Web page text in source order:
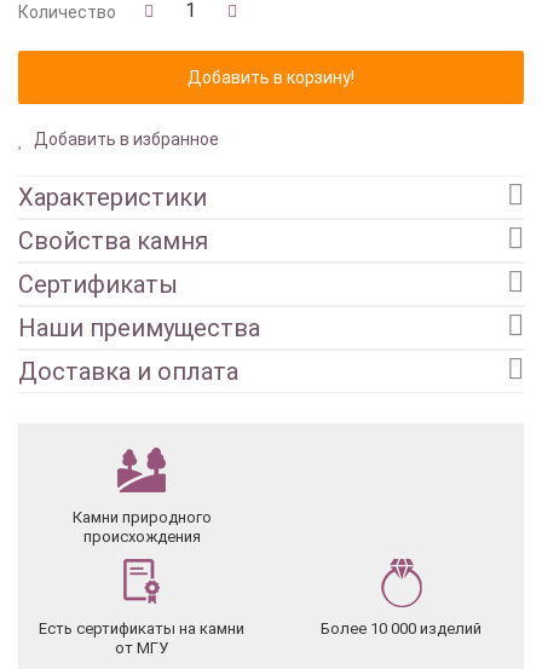
Количество
Добавить в избранное
Характеристики
Свойства камня
Сертификаты
Наши преимущества
Доставка и оплата
Камни природного
происхождения
Есть сертификаты на камни
от МГУ
Более 10 000 изделий